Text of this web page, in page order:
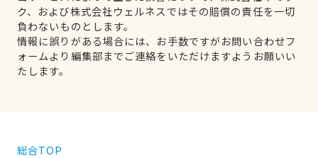
ク、および株式会社ウェルネスではその賠償の責任を一切
負わないものとします。
情報に誤りがある場合には、お手数ですがお問い合わせフ
ォームより編集部までご連絡をいただけますようお願いい
たします。
総合TOP